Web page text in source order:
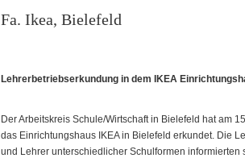
Fa. Ikea, Bielefeld
Lehrerbetriebserkundung in dem IKEA
Der Arbeitskreis Schule/Wirtschaft in Bielefeld hat am
das Einrichtungshaus IKEA in Bielefeld erkundet. Die
und Lehrer unterschiedlicher Schulformen informierten